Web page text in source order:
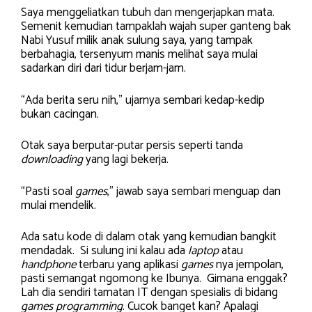
Saya menggeliatkan tubuh dan mengerjapkan mata.
Semenit kemudian tampaklah wajah super ganteng bak
Nabi Yusuf milik anak sulung saya, yang tampak
berbahagia, tersenyum manis melihat saya mulai
sadarkan diri dari tidur berjam-jam.
“Ada berita seru nih,” ujarnya sembari kedap-kedip
bukan cacingan.
Otak saya berputar-putar persis seperti tanda
downloadingyang lagi bekerja.
“Pasti soalgames,” jawab saya sembari menguap dan
mulai mendelik.
Ada satu kode di dalam otak yang kemudian bangkit
mendadak. Si sulung ini kalau ada laptopatau
handphoneterbaru yang aplikasigamesnya jempolan,
pasti semangat ngomong ke Ibunya. Gimana enggak?
Lah dia sendiri tamatan IT dengan spesialis di bidang
games programming. Cucok banget kan? Apalagi